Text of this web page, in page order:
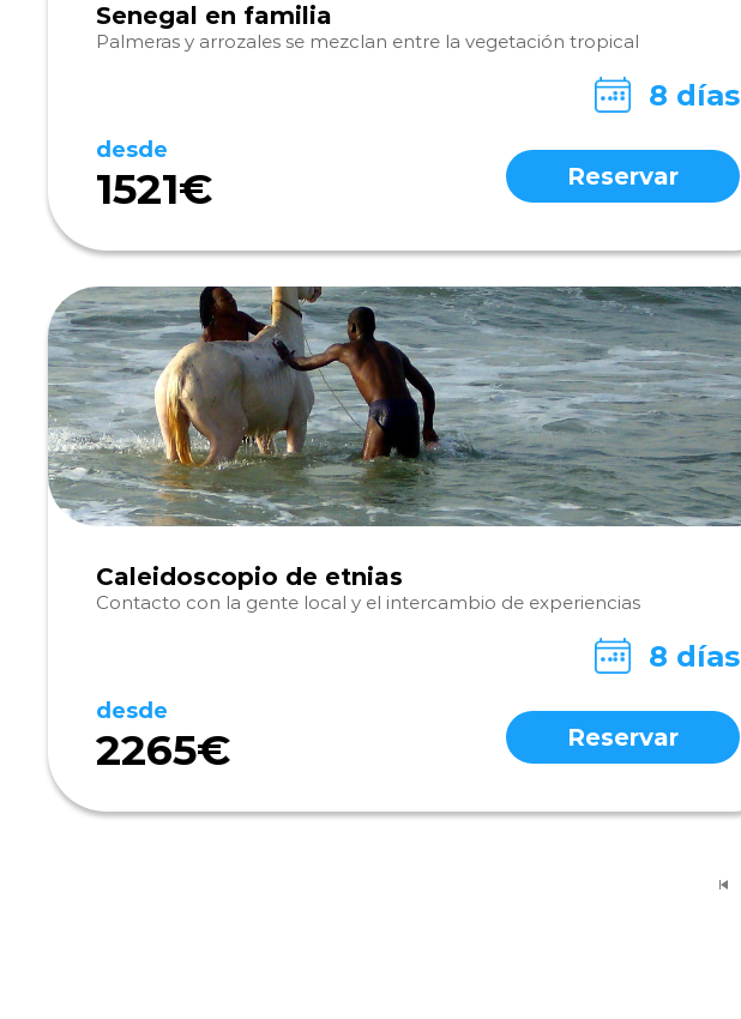
Senegal en familia
Palmeras y arrozales se mezclan entre la vegetación tropical
8 días
desde
1521€ Reservar
Caleidoscopio de etnias
Contacto con la gente local y el intercambio de experiencias
8 días
desde
2265€ Reservar